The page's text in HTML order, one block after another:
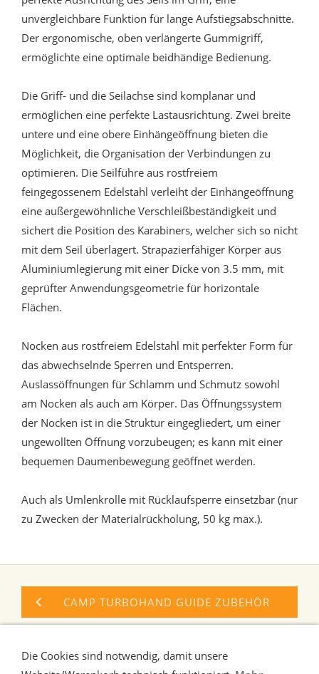
unvergleichbare Funktion für lange Aufstiegsabschnitte.
Der ergonomische, oben verlängerte Gummigriff,
ermöglichte eine optimale beidhändige Bedienung.
Die Griff- und die Seilachse sind komplanar und
ermöglichen eine perfekte Lastausrichtung. Zwei breite
untere und eine obere Einhängeöffnung bieten die
Möglichkeit, die Organisation der Verbindungen zu
optimieren. Die Seilführe aus rostfreiem
feingegossenem Edelstahl verleiht der Einhängeöffnung
eine außergewöhnliche Verschleißbeständigkeit und
sichert die Position des Karabiners, welcher sich so nicht
mit dem Seil überlagert. Strapazierfähiger Körper aus
Aluminiumlegierung mit einer Dicke von 3.5 mm, mit
geprüfter Anwendungsgeometrie für horizontale
Flächen.
Nocken aus rostfreiem Edelstahl mit perfekter Form für
das abwechselnde Sperren und Entsperren.
Auslassöffnungen für Schlamm und Schmutz sowohl
am Nocken als auch am Körper. Das Öffnungssystem
der Nocken ist in die Struktur eingegliedert, um einer
ungewollten Öffnung vorzubeugen; es kann mit einer
bequemen Daumenbewegung geöffnet werden.
Auch als Umlenkrolle mit Rücklaufsperre einsetzbar (nur
zu Zwecken der Materialrückholung, 50 kg max.).
CAMP TURBOHAND GUIDE ZUBEHÖR
Die Cookies sind notwendig, damit unsere